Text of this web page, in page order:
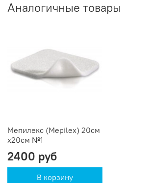
Аналогичные товары
Мепилекс (Mepilex) 20см
х20см №1
2400 руб
В корзину